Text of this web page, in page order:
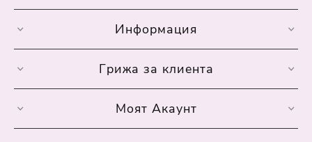
Информация
Грижа за клиента
Моят Акаунт